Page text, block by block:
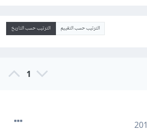
الترتيب حسب التقييم الترتيب حسب التاريخ
1